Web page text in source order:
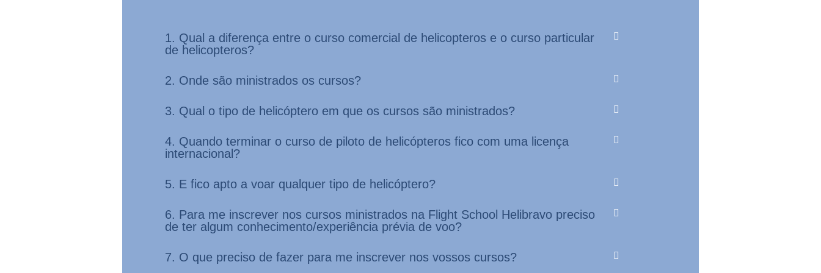
1. Qual a diferença entre o curso comercial de helicopteros e o curso particular
de helicopteros?
2. Onde são ministrados os cursos?
3. Qual o tipo de helicóptero em que os cursos são ministrados?
4. Quando terminar o curso de piloto de helicópteros fico com uma licença
internacional?
5. E fico apto a voar qualquer tipo de helicóptero?
6. Para me inscrever nos cursos ministrados na Flight School Helibravo preciso
de ter algum conhecimento/experiência prévia de voo?
7. O que preciso de fazer para me inscrever nos vossos cursos?